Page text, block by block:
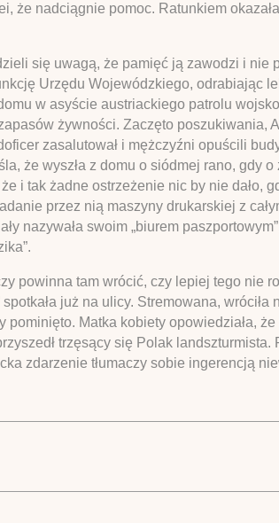
że nadciągnie pomoc. Ratunkiem
się uwagą, że pamięć ją zawodzi i nie
Urzędu Wojewódzkiego, odrabiając
w asyście austriackiego patrolu
żywności. Zaczęto poszukiwania,
zasalutował i mężczyźni opuścili
że wyszła z domu o siódmej rano, gdy
i tak żadne ostrzeżenie nic by nie dało,
przez nią maszyny drukarskiej z
nazywała swoim „biurem
powinna tam wrócić, czy lepiej tego nie
już na ulicy. Stremowana, wróciła
pominięto. Matka kobiety opowiedziała,
trzęsący się Polak landszturmista.
zdarzenie tłumaczy sobie ingerencją